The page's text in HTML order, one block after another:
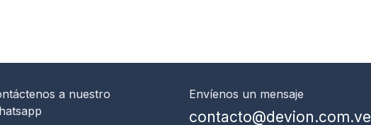
a nuestro
Envíenos un mensaje
contacto@devion.com.ve